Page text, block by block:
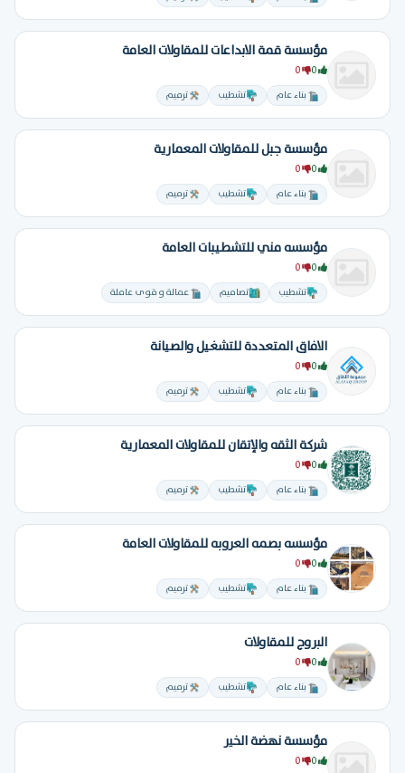
مؤسسة قمة الابداعات للمقاولات العامة
بناء عام تشطيب ترميم
مؤسسة جبل للمقاولات المعمارية
بناء عام تشطيب ترميم
مؤسسه مني للتشطيبات العامة
تشطيب تصاميم عمالة و قوى عاملة
الافاق المتعددة للتشغيل والصيانة
بناء عام تشطيب ترميم
شركة الثقه والإتقان للمقاولات المعمارية
بناء عام تشطيب ترميم
مؤسسه بصمه العروبه للمقاولات العامة
بناء عام تشطيب ترميم
البروج للمقاولات
بناء عام تشطيب ترميم
مؤسسة نهضة الخير